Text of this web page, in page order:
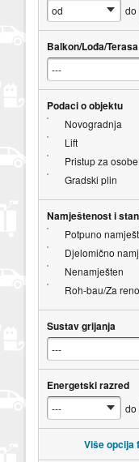
do
Balkon/Lođa/Terasa
Podaci o objektu
Novogradnja
Lift
Pristup za
Gradski plin
Namještenost i
Potpuno
Djelomično
Nenamješten
Roh-bau/Za
Sustav grijanja
Energetski razred
do
Više opcija